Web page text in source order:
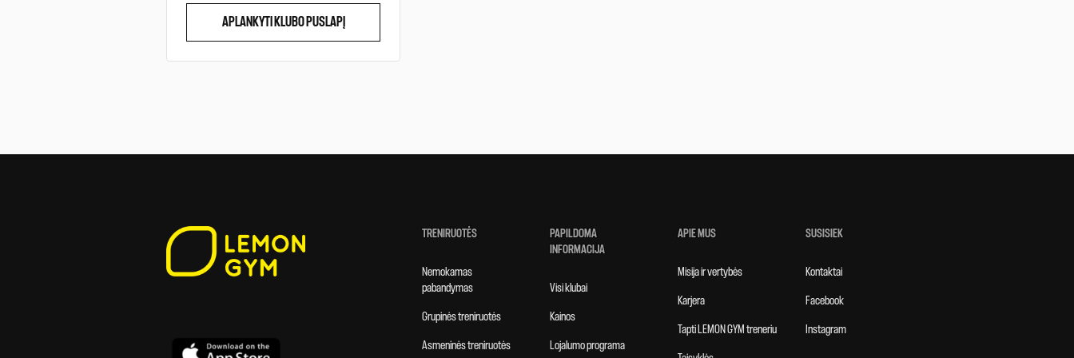
APLANKYTI KLUBO PUSLAPĮ
TRENIRUOTĖS
Nemokamas
pabandymas
Grupinės treniruotės
Asmeninės treniruotės
PAPILDOMA
INFORMACIJA
Visi klubai
Kainos
Lojalumo programa
APIE MUS
Misija ir vertybės
Karjera
Tapti LEMON GYM treneriu
SUSISIEK
Kontaktai
Facebook
Instagram